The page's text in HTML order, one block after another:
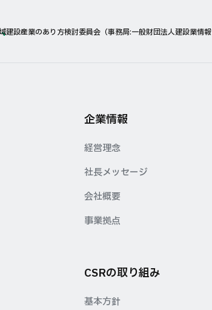
建設産業のあり方検討委員会（事務局:一般財団法人建設業情
企業情報
経営理念
社長メッセージ
会社概要
事業拠点
CSRの取り組み
基本方針